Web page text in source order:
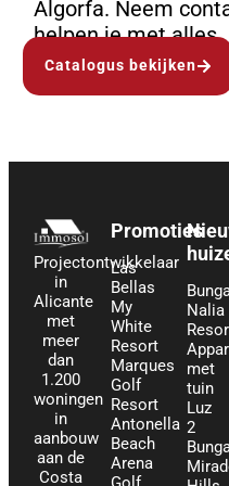
Algorfa. Neem
helpen je met alles.
Catalogus bekijken
Projectontwikkelaar
in
Alicante
met
meer
dan
1.200
woningen
in
aanbouw
aan de
Costa
Promoties
Las
Bellas
My
White
Resort
Marques
Golf
Resort
Antonella
Beach
Arena
Nalia
met
tuin
Luz
2